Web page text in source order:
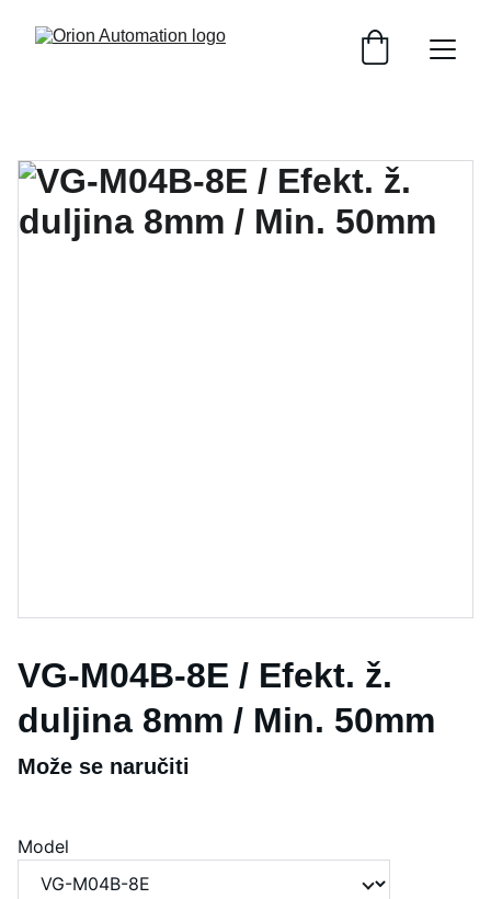
VG-M04B-8E / Efekt. ž.
duljina 8mm / Min. 50mm
Može se naručiti
Model